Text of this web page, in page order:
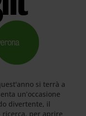
si terrà a
un’occasione
divertente, il
per aprire